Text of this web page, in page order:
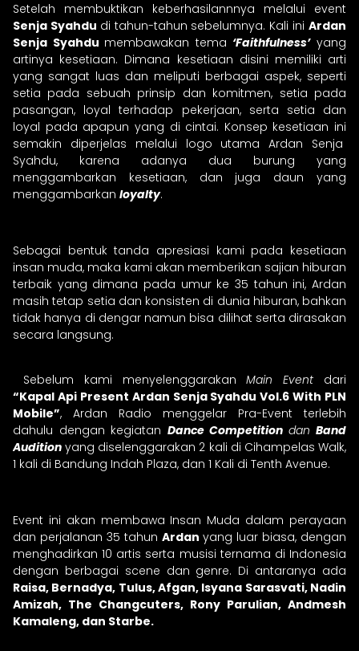
Setelah membuktikan keberhasilannnya melalui event
Senja Syahdu di tahun-tahun sebelumnya. Kali iniArdan
Senja Syahdu membawakan tema ‘Faithfulness’yang
artinya kesetiaan. Dimana kesetiaan disini memiliki arti
yang sangat luas dan meliputi berbagai aspek, seperti
setia pada sebuah prinsip dan komitmen, setia pada
pasangan, loyal terhadap pekerjaan, serta setia dan
loyal pada apapun yang di cintai. Konsep kesetiaan ini
semakin diperjelas melalui logo utama Ardan Senja
Syahdu, karena adanya dua burung yang
menggambarkan kesetiaan, dan juga daun yang
menggambarkan loyalty.
Sebagai bentuk tanda apresiasi kami pada kesetiaan
insan muda, maka kami akan memberikan sajian hiburan
terbaik yang dimana pada umur ke 35 tahun ini, Ardan
masih tetap setia dan konsisten di dunia hiburan, bahkan
tidak hanya di dengar namun bisa dilihat serta dirasakan
secara langsung.
Sebelum kami menyelenggarakanMain Event dari
“Kapal Api Present Ardan Senja Syahdu Vol.6 With PLN
Mobile”, Ardan Radio menggelar Pra-Event terlebih
dahulu dengan kegiatan Dance Competition dan Band
Audition yang diselenggarakan 2 kali di Cihampelas Walk,
1 kali di Bandung Indah Plaza, dan 1 Kali di Tenth Avenue.
Event ini akan membawa Insan Muda dalam perayaan
dan perjalanan 35 tahun Ardan yang luar biasa, dengan
menghadirkan 10 artis serta musisi ternama di Indonesia
dengan berbagai scene dan genre. Di antaranya ada
Raisa, Bernadya, Tulus, Afgan, Isyana Sarasvati, Nadin
Amizah, The Changcuters, Rony Parulian, Andmesh
Kamaleng, dan Starbe.